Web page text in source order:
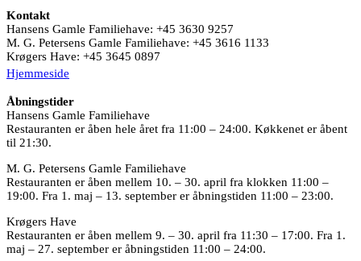
Kontakt
Hansens Gamle Familiehave: +45 3630 9257
M. G. Petersens Gamle Familiehave: +45 3616 1133
Krøgers Have: +45 3645 0897
Hjemmeside
Åbningstider
Hansens Gamle Familiehave
Restauranten er åben hele året fra 11:00 – 24:00. Køkkenet er åbent
til 21:30.
M. G. Petersens Gamle Familiehave
Restauranten er åben mellem 10. – 30. april fra klokken 11:00 –
19:00. Fra 1. maj – 13. september er åbningstiden 11:00 – 23:00.
Krøgers Have
Restauranten er åben mellem 9. – 30. april fra 11:30 – 17:00. Fra 1.
maj – 27. september er åbningstiden 11:00 – 24:00.